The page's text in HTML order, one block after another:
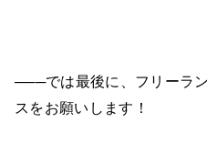
───では最後に、フリーラ
スをお願いします！